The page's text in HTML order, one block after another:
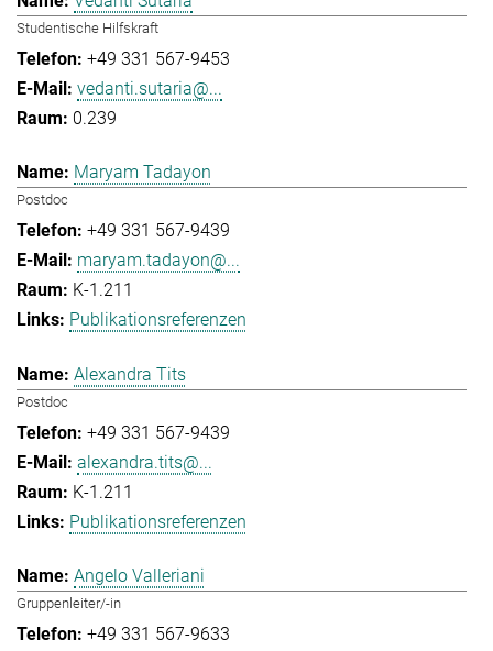
Studentische Hilfskraft
+49 331 567-9453
vedanti.sutaria@...
0.239
Maryam Tadayon
Postdoc
+49 331 567-9439
maryam.tadayon@...
K-1.211
Publikationsreferenzen
Alexandra Tits
Postdoc
+49 331 567-9439
alexandra.tits@...
K-1.211
Publikationsreferenzen
Angelo Valleriani
Gruppenleiter/-in
+49 331 567-9633